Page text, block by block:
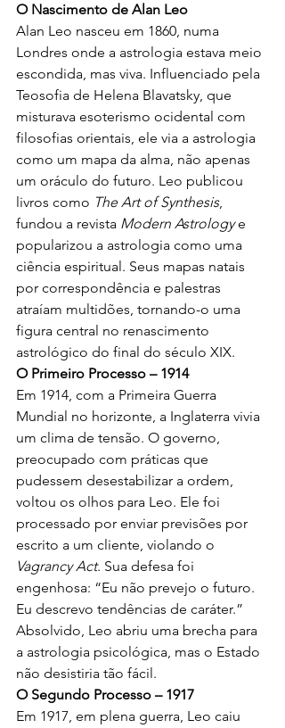
O Nascimento de Alan Leo
Alan Leo nasceu em 1860, numa
Londres onde a astrologia estava meio
escondida, mas viva. Influenciado pela
Teosofia de Helena Blavatsky, que
misturava esoterismo ocidental com
filosofias orientais, ele via a astrologia
como um mapa da alma, não apenas
um oráculo do futuro. Leo publicou
livros como The Art of Synthesis,
fundou a revista Modern Astrology e
popularizou a astrologia como uma
ciência espiritual. Seus mapas natais
por correspondência e palestras
atraíam multidões, tornando-o uma
figura central no renascimento
astrológico do final do século XIX.
O Primeiro Processo – 1914
Em 1914, com a Primeira Guerra
Mundial no horizonte, a Inglaterra vivia
um clima de tensão. O governo,
preocupado com práticas que
pudessem desestabilizar a ordem,
voltou os olhos para Leo. Ele foi
processado por enviar previsões por
escrito a um cliente, violando o
Vagrancy Act. Sua defesa foi
engenhosa: “Eu não prevejo o futuro.
Eu descrevo tendências de caráter.”
Absolvido, Leo abriu uma brecha para
a astrologia psicológica, mas o Estado
não desistiria tão fácil.
O Segundo Processo – 1917
Em 1917, em plena guerra, Leo caiu